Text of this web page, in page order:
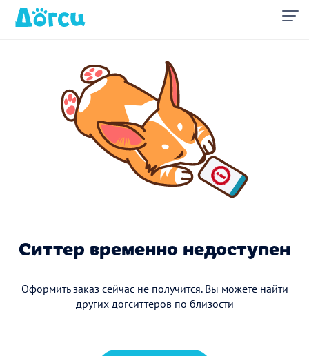
Ситтер временно недоступен
Оформить заказ сейчас не получится. Вы можете найти
других догситтеров по близости